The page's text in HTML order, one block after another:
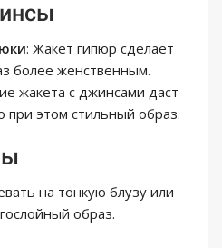
: Жакет гипюр сделает
более женственным.
жакета с джинсами даст
при этом стильный образ.
на тонкую блузу или
образ.